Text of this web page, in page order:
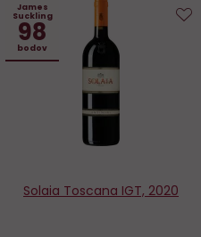
obľúbených
James
Suckling
98
bodov
Solaia Toscana IGT, 2020